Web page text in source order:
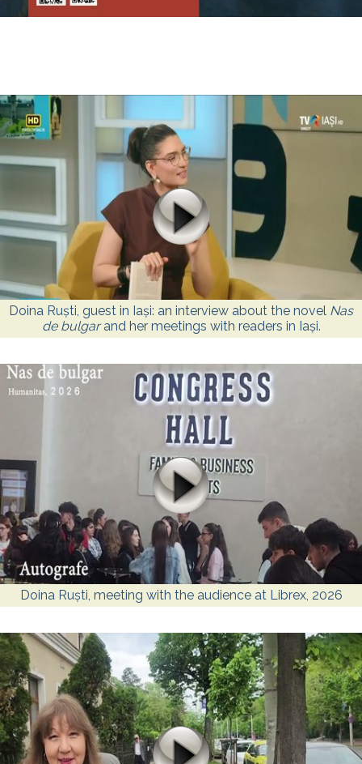
Doina Ruști, guest in Iași: an interview about the novel Nas
de bulgarand her meetings with readers in Iași.
Doina Ruști, meeting with the audience at Librex, 2026